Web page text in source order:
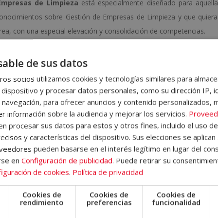
de Limpieza está especialmente diseñado para
sobre Gestión de Empresas de Limpieza y que
con una especial elevación y consolidación de competencias.
el análisis económico-empresarial del sector de actividades de
técnicas de limpieza, la tipología de elementos y espacios de
la aplicación de técnicas de lavado, repasado y planchado
al final de cada unidad didáctica el alumno/a
un seguimiento de los conocimientos adquiridos a lo largo
encontrará información sobre la metodología de aprendizaje,
Campus Virtual, qué hacer una vez el alumno haya finalizado
el alumno dispondrá de un servicio de clases en directo.
de sus datos
socios utilizamos cookies y tecnologías similares para
dispositivo y procesar datos personales, como su dirección IP,
para ofrecer anuncios y contenido personalizados,
información sobre la audiencia y mejorar los servicios.
procesar sus datos para estos y otros fines, incluido el uso
y características del dispositivo. Sus elecciones se
pueden basarse en el interés legítimo en lugar del
en Configuración de publicidad. Puede retirar su
de cookies. Política de privacidad
Cookies de
rendimiento
Cookies de
preferencias
Cookies de
funcionalidad